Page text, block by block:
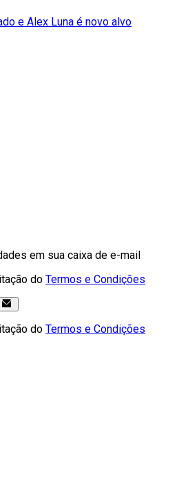
e Alex Luna é novo alvo
em sua caixa de e-mail
do Termos e Condições
do Termos e Condições